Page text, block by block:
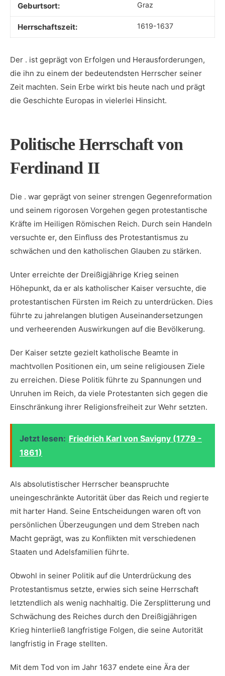
Geburtsort: Graz
Herrschaftszeit: 1619-1637
Der . ist geprägt von⁢ Erfolgen ⁢und Herausforderungen,⁤
die ihn zu einem der bedeutendsten Herrscher seiner⁤
Zeit⁣ machten. Sein ​Erbe wirkt ‍bis‍ heute nach und prägt
die Geschichte Europas in⁢ vielerlei Hinsicht.
Politische ⁢Herrschaft ‌von
Ferdinand‍ II
Die ​. war ⁢geprägt von seiner strengen Gegenreformation
⁢und​ seinem ⁣rigorosen Vorgehen gegen protestantische
Kräfte⁤ im Heiligen ⁢Römischen Reich. Durch sein Handeln
versuchte er, den Einfluss des Protestantismus zu
schwächen‍ und den katholischen Glauben⁣ zu ⁣stärken.
Unter erreichte der Dreißigjährige Krieg seinen
Höhepunkt, ‍da er als katholischer Kaiser versuchte, die
protestantischen Fürsten⁢ im Reich‌ zu ⁤unterdrücken. Dies
führte zu jahrelangen blutigen Auseinandersetzungen ​
und verheerenden Auswirkungen auf die‌ Bevölkerung.
Der Kaiser setzte ‌gezielt katholische‌ Beamte in⁤
machtvollen Positionen ein, um seine religiousen ​Ziele
⁣zu⁣ erreichen. Diese Politik⁤ führte ​zu Spannungen ⁢und
Unruhen im Reich, da viele​ Protestanten sich gegen die
Einschränkung ihrer Religionsfreiheit zur Wehr setzten.
Jetzt lesen: Friedrich Karl von Savigny (1779 -
1861)
Als absolutistischer Herrscher ⁤beanspruchte
uneingeschränkte Autorität über das Reich und⁣ regierte
mit ​harter Hand. Seine Entscheidungen waren⁤ oft ⁣von
persönlichen Überzeugungen und dem Streben ​nach
Macht geprägt, was zu Konflikten mit‍ verschiedenen
Staaten​ und‍ Adelsfamilien führte.
Obwohl in seiner ‌Politik auf die Unterdrückung⁢ des
Protestantismus setzte, erwies⁣ sich seine Herrschaft‌
letztendlich ⁢als wenig nachhaltig. Die Zersplitterung und
Schwächung des Reiches durch den ⁤Dreißigjährigen
Krieg hinterließ⁤ langfristige Folgen,​ die ⁤seine Autorität
langfristig in‍ Frage stellten.
Mit dem Tod⁣ von im Jahr 1637 endete eine Ära der